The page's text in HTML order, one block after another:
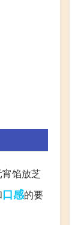
馅放芝
口感的要